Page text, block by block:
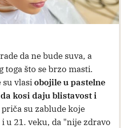
da ne bude suva, a
toga što se brzo masti.
su vlasiobojile u pastelne
kosi daju blistavost i
priča su zablude koje
u 21. veku, da "nije zdravo